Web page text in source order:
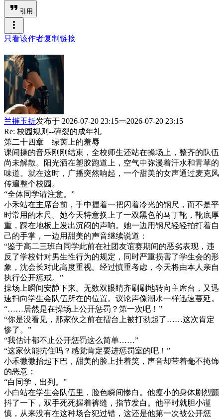
format_quote 引用
more_vert
只看该作者复制链接
兰摧玉折发布于 2026-07-20 23:15
2026-07-20 23:15
Re: 校园规则--碎裂的成年礼
第二十四章 绿茵上的羞辱
课间操的音乐刚刚结束，全校师生还站在操场上，整齐的队伍
尚未解散。阳光洒在塑胶跑道上，空气中弥漫着汗水和青草的
味道。就在这时，广播突然响起，一个甜美的女声通过麦克风
传遍整个校园。
“全体同学请注意。”
小禾站在主席台前，手中握着一把闪着冷光的钢尺，而不是平
时常用的木尺。她今天特意换上了一双黑色的马丁靴，靴底厚
重，踩在地板上发出沉闷的声响。她一边用钢尺轻轻拍打着自
己的手掌，一边用甜美的声音继续说道：
“鉴于高二三班白同学此前在社团友谊赛期间的恶劣表现，违
反了学校针对男生性行为的规定，同时严重损害了学生会的形
象，沈会长对此高度重视。经过慎重考虑，今天将由本人亲自
执行公开惩戒。”
操场上瞬间安静下来。无数双眼睛齐刷刷地转向主席台，又迅
速扫向学生会队伍所在的位置。议论声像潮水一样迅速蔓延。
“……居然是在操场上公开惩罚？第一次吧！”
“你是没看见，那家伙之前在擂台上被打勃起了……这次肯定
惨了。”
“我估计都不止公开惩罚这么简单……”
“这家伙能抗住吗？感觉肯定要进惩罚室的吧！”
小禾微微抬起下巴，甜美的脸上挂着笑，声音却带着毫不掩饰
的恶意：
“白同学，出列。”
小白站在学生会队伍里，脸色瞬间惨白。他瘦小的身体剧烈颤
抖了一下，双手死死握着裤缝，指节发白。他平时就胆小谨
慎，从来没有在这种场合犯过错，这还是他第一次被公开惩